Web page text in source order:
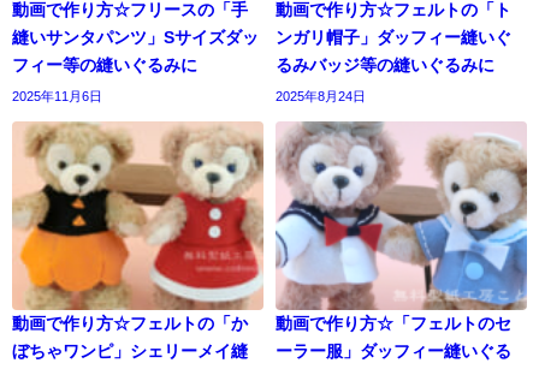
動画で作り方☆フリースの「手
縫いサンタパンツ」Sサイズダッ
フィー等の縫いぐるみに
2025年11月6日
動画で作り方☆フェルトの「ト
ンガリ帽子」ダッフィー縫いぐ
るみバッジ等の縫いぐるみに
2025年8月24日
動画で作り方☆フェルトの「か
ぼちゃワンピ」シェリーメイ縫
動画で作り方☆「フェルトのセ
ーラー服」ダッフィー縫いぐる